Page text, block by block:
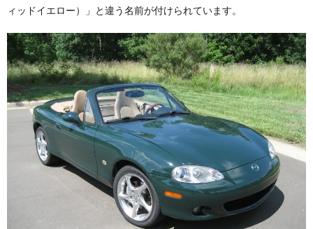
ィッドイエロー）」と違う名前が付けられています。